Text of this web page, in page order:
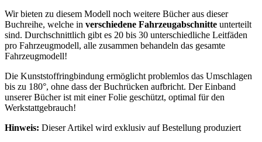
Wir bieten zu diesem Modell noch weitere Bücher aus dieser
Buchreihe, welche in verschiedene Fahrzeugabschnitte unterteilt
sind. Durchschnittlich gibt es 20 bis 30 unterschiedliche Leitfäden
pro Fahrzeugmodell, alle zusammen behandeln das gesamte
Fahrzeugmodell!
Die Kunststoffringbindung ermöglicht problemlos das Umschlagen
bis zu 180°, ohne dass der Buchrücken aufbricht. Der Einband
unserer Bücher ist mit einer Folie geschützt, optimal für den
Werkstattgebrauch!
Hinweis: Dieser Artikel wird exklusiv auf Bestellung produziert